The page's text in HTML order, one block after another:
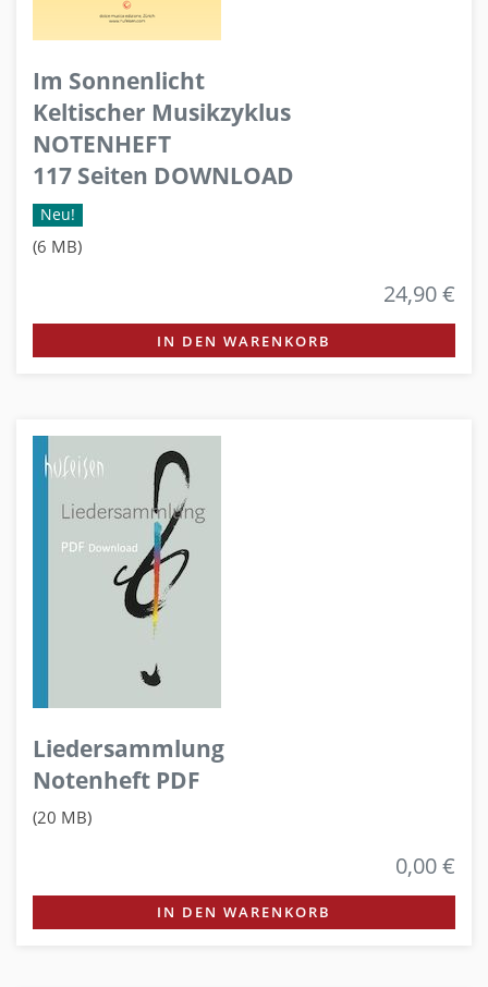
Im Sonnenlicht
Keltischer Musikzyklus
NOTENHEFT
117 Seiten DOWNLOAD
Neu!
(6 MB)
24,90 €
IN DEN WARENKORB
Liedersammlung
Notenheft PDF
(20 MB)
0,00 €
IN DEN WARENKORB